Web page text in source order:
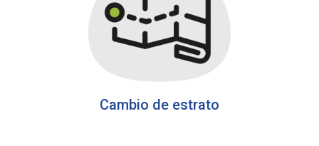
Cambio de estrato